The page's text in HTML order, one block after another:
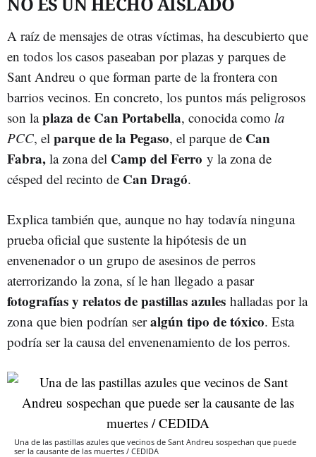
A raíz de mensajes de otras víctimas, ha descubierto que
en todos los casos paseaban por plazas y parques de
Sant Andreu o que forman parte de la frontera con
barrios vecinos. En concreto, los puntos más peligrosos
son laplaza de Can Portabella, conocida como la
PCC, el parque de la Pegaso, el parque de Can
Fabra, la zona del Camp del Ferro y la zona de
césped del recinto de Can Dragó.
Explica también que, aunque no hay todavía ninguna
prueba oficial que sustente la hipótesis de un
envenenador o un grupo de asesinos de perros
aterrorizando la zona, sí le han llegado a pasar
fotografías y relatos de pastillas azules halladas por la
zona que bien podrían seralgún tipo de tóxico. Esta
podría ser la causa del envenenamiento de los perros.
Una de las pastillas azules que vecinos de Sant Andreu sospechan que puede
ser la causante de las muertes / CEDIDA